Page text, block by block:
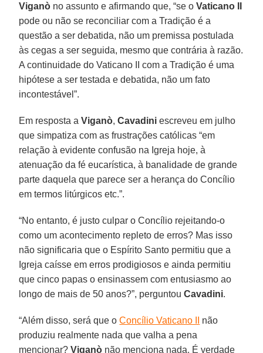
Viganò no assunto e afirmando que, “se oVaticano II
pode ou não se reconciliar com a Tradição é a
questão a ser debatida, não um premissa postulada
às cegas a ser seguida, mesmo que contrária à razão.
A continuidade do Vaticano II com a Tradição é uma
hipótese a ser testada e debatida, não um fato
incontestável”.
Em resposta aViganò,Cavadini escreveu em julho
que simpatiza com as frustrações católicas “em
relação à evidente confusão na Igreja hoje, à
atenuação da fé eucarística, à banalidade de grande
parte daquela que parece ser a herança do Concílio
em termos litúrgicos etc.”.
“No entanto, é justo culpar o Concílio rejeitando-o
como um acontecimento repleto de erros? Mas isso
não significaria que o Espírito Santo permitiu que a
Igreja caísse em erros prodigiosos e ainda permitiu
que cinco papas o ensinassem com entusiasmo ao
longo de mais de 50 anos?”, perguntouCavadini.
“Além disso, será que oConcílio Vaticano II
não
produziu realmente nada que valha a pena
mencionar?Viganò não menciona nada. É verdade